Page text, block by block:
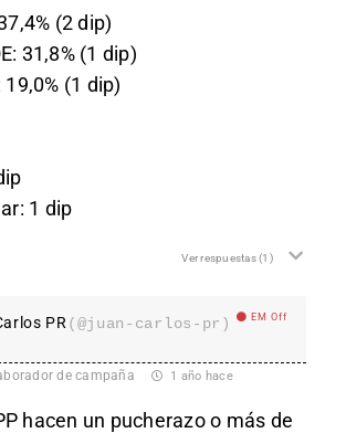
(2 dip)
31,8% (1 dip)
19,0% (1 dip)
1 dip
Ver respuestas(1)
PR (@juan-carlos-pr) EM Off
de campaña 1 año hace
hacen un pucherazo o más de